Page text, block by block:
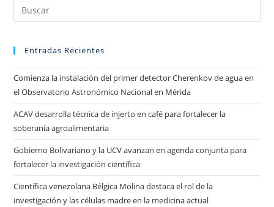
Entradas Recientes
Comienza la instalación del primer detector Cherenkov de agua en
el Observatorio Astronómico Nacional en Mérida
ACAV desarrolla técnica de injerto en café para fortalecer la
soberanía agroalimentaria
Gobierno Bolivariano y la UCV avanzan en agenda conjunta para
fortalecer la investigación científica
Científica venezolana Bélgica Molina destaca el rol de la
investigación y las células madre en la medicina actual